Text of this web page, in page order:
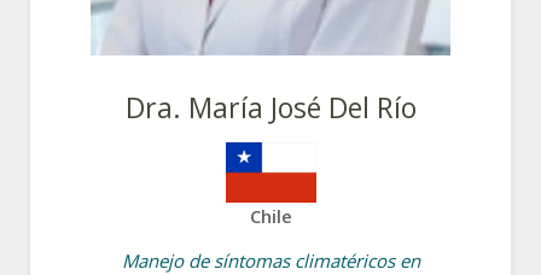
Dra. María José Del Río
Chile
Manejo de síntomas climatéricos en